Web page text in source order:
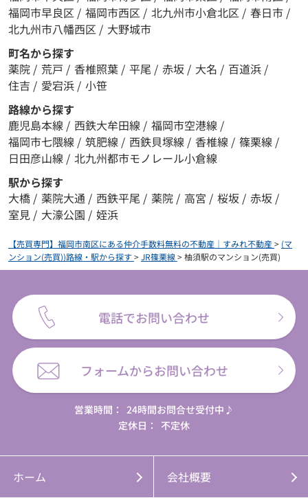
福岡市早良区 / 福岡市西区 / 北九州市小倉北区 / 春日市 /
北九州市八幡西区 / 大野城市
町名から探す
薬院 / 荒戸 / 香椎照葉 / 平尾 / 赤坂 / 大名 / 百道浜 /
住吉 / 愛宕浜 / 小笹
路線から探す
鹿児島本線 / 西鉄大牟田線 / 福岡市空港線 /
福岡市七隈線 / 筑肥線 / 西鉄貝塚線 / 香椎線 / 篠栗線 /
日田彦山線 / 北九州都市モノレール小倉線
駅から探す
大橋 / 薬院大通 / 西鉄平尾 / 薬院 / 高宮 / 桜坂 / 赤坂 /
室見 / 大濠公園 / 姪浜
【売買専門】福岡市南区にある仲介手数料無料の不動産｜すみれ不動産> (マ
ンション(売買))路線・駅から探す>JR篠栗線>柚須駅のマンション(売買)
電話でお問い合わせ
フォームからお問い合わせ
営業時間：
24時間お問合せ受付中♪
定休日：
不定休
ホーム 会社概要